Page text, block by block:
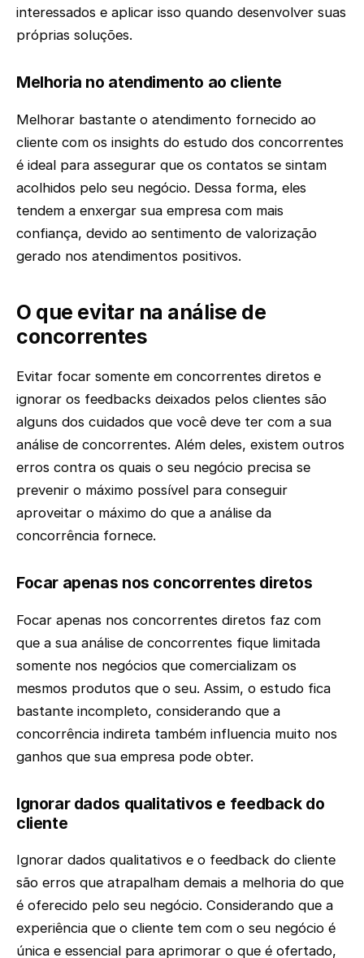
interessados e aplicar isso quando desenvolver suas
próprias soluções.
Melhoria no atendimento ao cliente
Melhorar bastante o atendimento fornecido ao
cliente com os insights do estudo dos concorrentes
é ideal para assegurar que os contatos se sintam
acolhidos pelo seu negócio. Dessa forma, eles
tendem a enxergar sua empresa com mais
confiança, devido ao sentimento de valorização
gerado nos atendimentos positivos.
O que evitar na análise de
concorrentes
Evitar focar somente em concorrentes diretos e
ignorar os feedbacks deixados pelos clientes são
alguns dos cuidados que você deve ter com a sua
análise de concorrentes. Além deles, existem outros
erros contra os quais o seu negócio precisa se
prevenir o máximo possível para conseguir
aproveitar o máximo do que a análise da
concorrência fornece.
Focar apenas nos concorrentes diretos
Focar apenas nos concorrentes diretos faz com
que a sua análise de concorrentes fique limitada
somente nos negócios que comercializam os
mesmos produtos que o seu. Assim, o estudo fica
bastante incompleto, considerando que a
concorrência indireta também influencia muito nos
ganhos que sua empresa pode obter.
Ignorar dados qualitativos e feedback do
cliente
Ignorar dados qualitativos e o feedback do cliente
são erros que atrapalham demais a melhoria do que
é oferecido pelo seu negócio. Considerando que a
experiência que o cliente tem com o seu negócio é
única e essencial para aprimorar o que é ofertado,